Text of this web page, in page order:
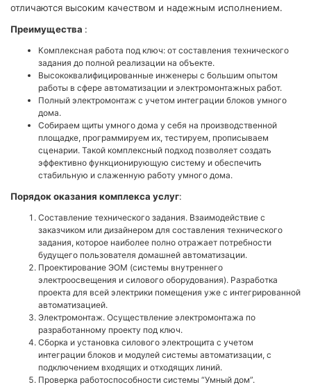
отличаются высоким качеством и надежным исполнением.
Преимущества :
Комплексная работа под ключ: от составления технического
задания до полной реализации на объекте.
Высококвалифицированные инженеры с большим опытом
работы в сфере автоматизации и электромонтажных работ.
Полный электромонтаж с учетом интеграции блоков умного
дома.
Собираем щиты умного дома у себя на производственной
площадке, программируем их, тестируем, прописываем
сценарии. Такой комплексный подход позволяет создать
эффективно функционирующую систему и обеспечить
стабильную и слаженную работу умного дома.
Порядок оказания комплекса услуг:
Составление технического задания. Взаимодействие с
заказчиком или дизайнером для составления технического
задания, которое наиболее полно отражает потребности
будущего пользователя домашней автоматизации.
Проектирование ЭОМ (системы внутреннего
электроосвещения и силового оборудования). Разработка
проекта для всей электрики помещения уже с интегрированной
автоматизацией.
Электромонтаж. Осуществление электромонтажа по
разработанному проекту под ключ.
Сборка и установка силового электрощита с учетом
интеграции блоков и модулей системы автоматизации, с
подключением входящих и отходящих линий.
Проверка работоспособности системы “Умный дом”.